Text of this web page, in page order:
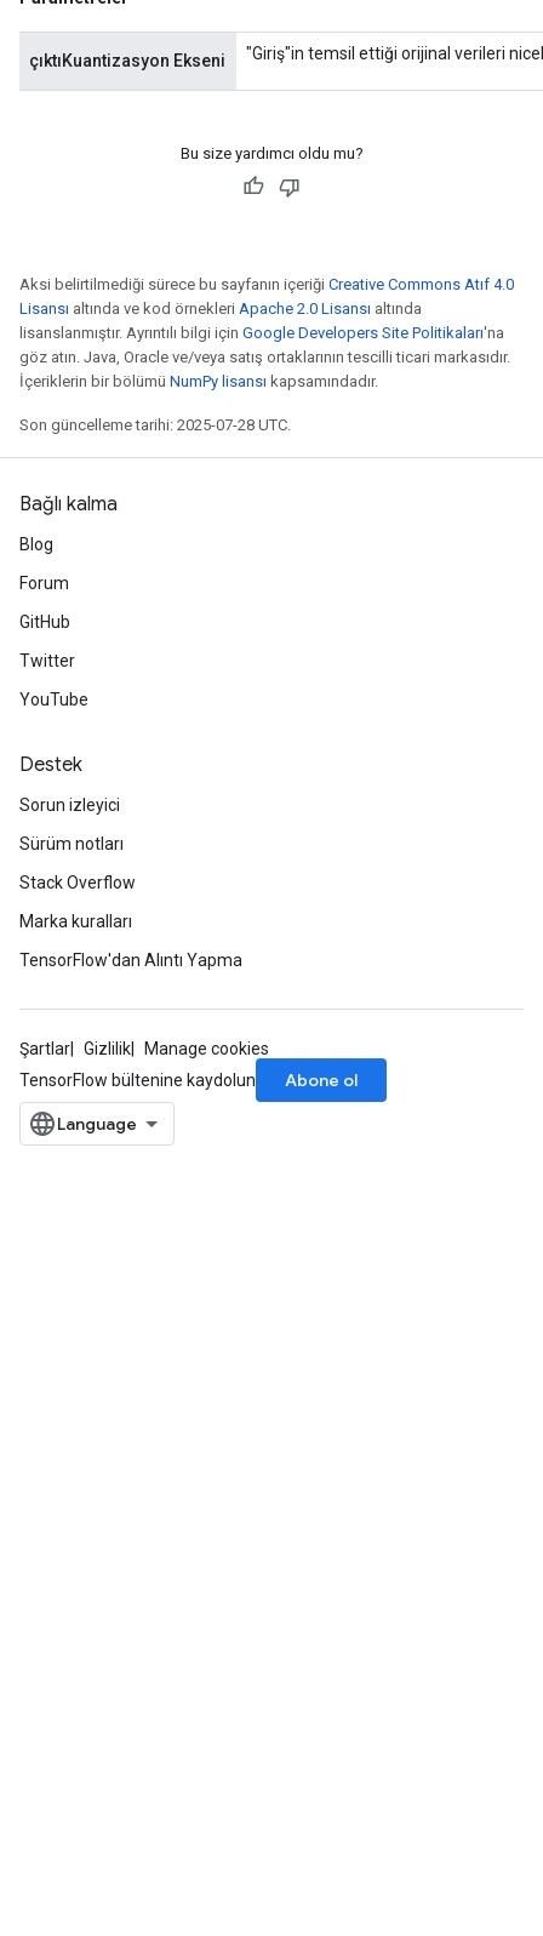
çıktıKuantizasyon Ekseni "Giriş"in temsil ettiği orijinal verileri
Bu size yardımcı oldu mu?
Aksi belirtilmediği sürece bu sayfanın içeriği Creative Commons Atıf 4.0
Lisansı altında ve kod örnekleri Apache 2.0 Lisansı altında
lisanslanmıştır. Ayrıntılı bilgi için Google Developers Site Politikaları'na
göz atın. Java, Oracle ve/veya satış ortaklarının tescilli ticari markasıdır.
İçeriklerin bir bölümü NumPy lisansı kapsamındadır.
Son güncelleme tarihi: 2025-07-28 UTC.
Bağlı kalma
Blog
Forum
GitHub
Twitter
YouTube
Destek
Sorun izleyici
Sürüm notları
Stack Overflow
Marka kuralları
TensorFlow'dan Alıntı Yapma
Şartlar Gizlilik
Manage cookies
TensorFlow bültenine kaydolun
Abone ol